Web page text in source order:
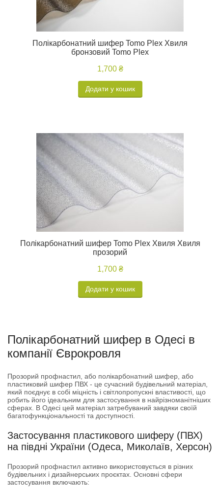
Полікарбонатний шифер Tomo Plex Хвиля
бронзовий Tomo Plex
1,700 ₴
Додати у кошик
Полікарбонатний шифер Tomo Plex Хвиля Хвиля
прозорий
1,700 ₴
Додати у кошик
Полікарбонатний шифер в Одесі в
компанії Єврокровля
Прозорий профнастил, або полікарбонатний шифер, або
пластиковий шифер ПВХ - це сучасний будівельний матеріал,
який поєднує в собі міцність і світлопропускні властивості, що
робить його ідеальним для застосування в найрізноманітніших
сферах. В Одесі цей матеріал затребуваний завдяки своїй
багатофункціональності та доступності.
Застосування пластикового шиферу (ПВХ)
на півдні України (Одеса, Миколаїв, Херсон)
Прозорий профнастил активно використовується в різних
будівельних і дизайнерських проєктах. Основні сфери
застосування включають: